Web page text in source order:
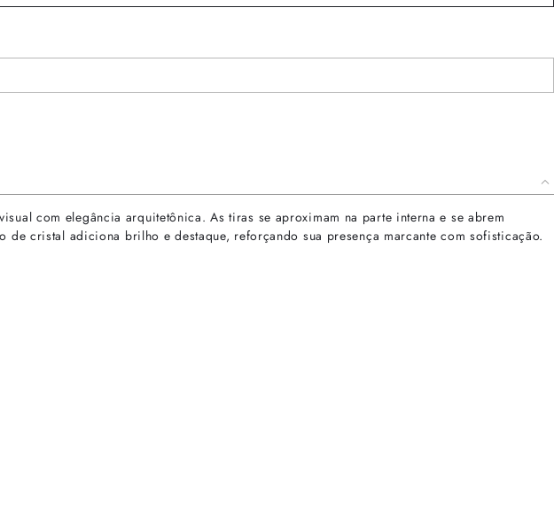
com elegância arquitetônica. As tiras se aproximam na parte interna e se abrem
cristal adiciona brilho e destaque, reforçando sua presença marcante com sofisticação.